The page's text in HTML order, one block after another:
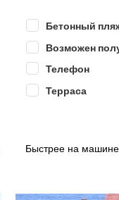
Бетонный
Возможен
Телефон
Терраса
Быстрее на